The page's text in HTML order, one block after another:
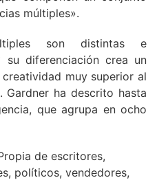
múltiples».
son distintas e
su diferenciación crea un
muy superior al
Gardner ha descrito hasta
que agrupa en ocho
de escritores,
políticos, vendedores,